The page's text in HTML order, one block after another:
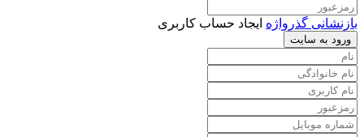
بازنشانی گذرواژه ایجاد حساب کاربری
ورود به سایت